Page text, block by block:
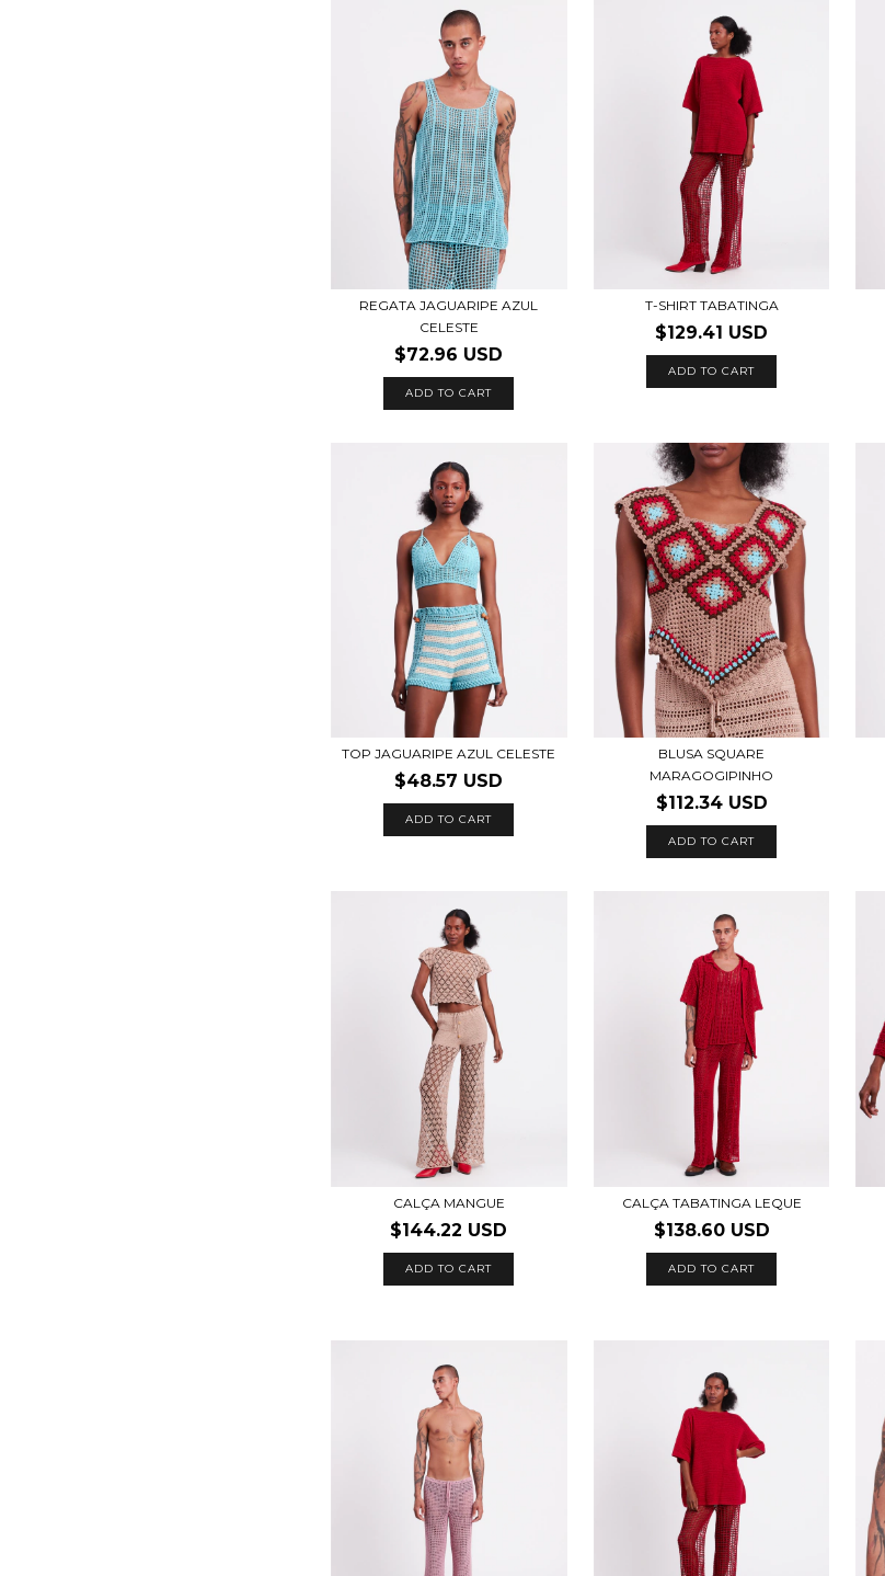
REGATA JAGUARIPE AZUL
CELESTE
$72.96 USD
ADD TO CART
T-SHIRT TABATINGA
$129.41 USD
ADD TO CART
TOP JAGUARIPE AZUL CELESTE
$48.57 USD
ADD TO CART
BLUSA SQUARE
MARAGOGIPINHO
$112.34 USD
ADD TO CART
CALÇA MANGUE
$144.22 USD
ADD TO CART
CALÇA TABATINGA LEQUE
$138.60 USD
ADD TO CART